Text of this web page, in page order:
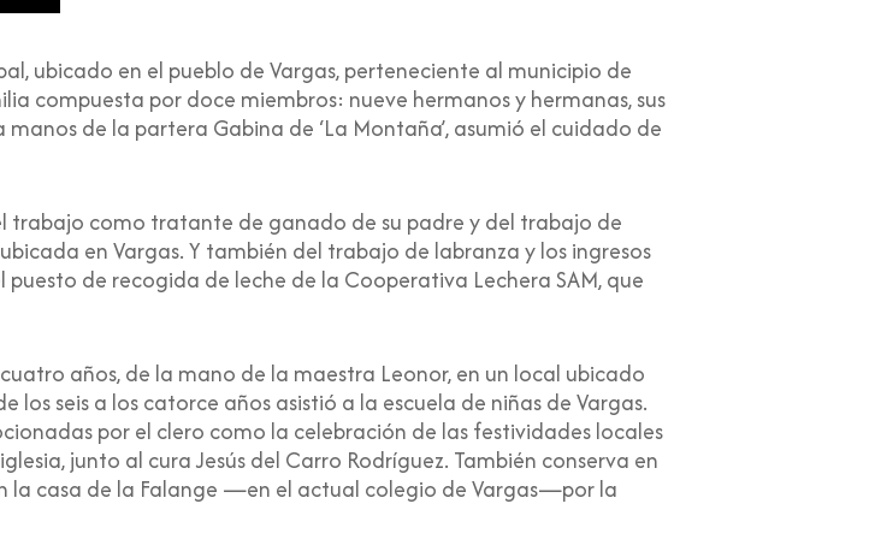
ubicado en el pueblo de Vargas, perteneciente al municipio de
compuesta por doce miembros: nueve hermanos y hermanas, sus
de la partera Gabina de ‘La Montaña’, asumió el cuidado de
como tratante de ganado de su padre y del trabajo de
en Vargas. Y también del trabajo de labranza y los ingresos
de recogida de leche de la Cooperativa Lechera SAM, que
años, de la mano de la maestra Leonor, en un local ubicado
los seis a los catorce años asistió a la escuela de niñas de Vargas.
por el clero como la celebración de las festividades locales
junto al cura Jesús del Carro Rodríguez. También conserva en
la casa de la Falange —en el actual colegio de Vargas—por la